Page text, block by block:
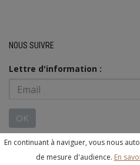
NOUS SUIVRE
Lettre d'information :
OK
© 2026 - Logiciel
SaasFood -
internet et
En continuant à naviguer, vous nous
de mesure d'audience. En